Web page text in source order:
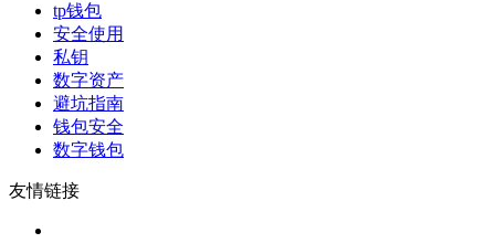
tp钱包
安全使用
私钥
数字资产
避坑指南
钱包安全
数字钱包
友情链接